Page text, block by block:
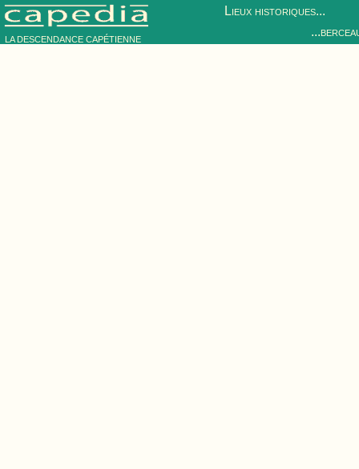
LA DESCENDANCE CAPÉTIENNE
Lieux historiques...